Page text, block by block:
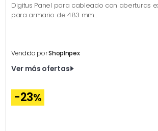
Digitus Panel para cableado con aberturas
para armario de 483 mm...
Vendido porShopInpex
Ver más ofertas
-23%